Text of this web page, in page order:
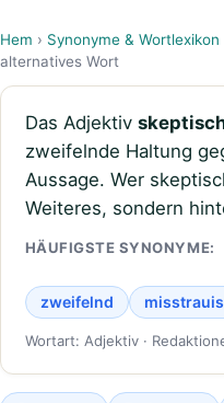
Hem › Synonyme & Wortlexikon
alternatives Wort
Das Adjektiv
zweifelnde Haltung
Aussage. Wer
Weiteres, sondern
HÄUFIGSTE SYNONYME:
zweifelnd
Wortart: Adjektiv ·